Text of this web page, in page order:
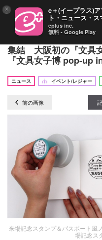
たこやきデザインのア
集結 大阪初の『文具
『文具女子博 pop-up
ニュース
イベント/レジャー
前の画像
来場記念スタンプ＆パスポート
場記念ス
× e＋(イープラス)
ト・ニュース・ス
eplus inc.
無料 - Google Play